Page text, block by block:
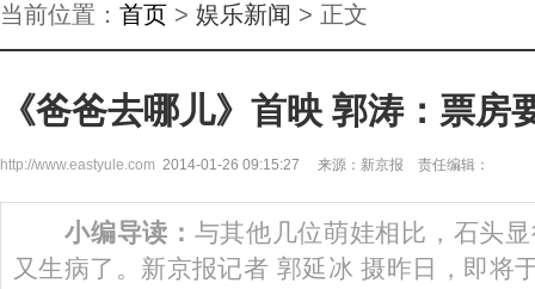
当前位置： 首页 > 娱乐新闻 > 正文
《爸爸去哪儿》首映 郭涛：票房
http://www.eastyule.com 2014-01-26 09:15:27 来源：新京报 责任编辑：
小编导读： 与其他几位萌娃相比，石头
又生病了。新京报记者 郭延冰 摄昨日，即将